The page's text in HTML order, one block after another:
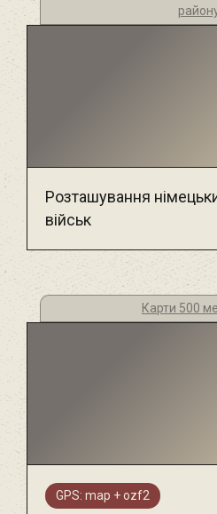
Розташування
військ
Карти 500
GPS: map + ozf2